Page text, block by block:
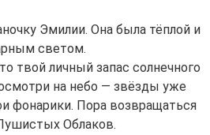
Эмилии. Она была тёплой и
светом.
твой личный запас солнечного
на небо — звёзды уже
фонарики. Пора возвращаться
Облаков.